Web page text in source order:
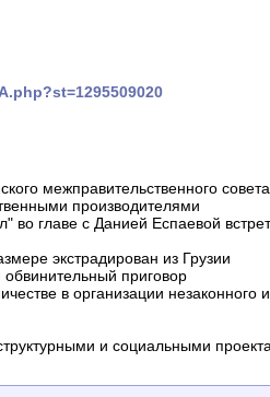
межправительственного
производителями
во главе с Данией Еспаевой
экстрадирован из Грузии
приговор
в организации незаконного
и социальными